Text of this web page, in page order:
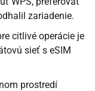
zariadenie.
citlivé operácie je
sieť s eSIM
prostredí